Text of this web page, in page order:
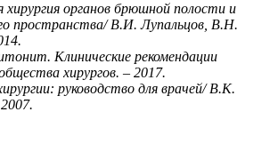
органов брюшной полости и
пространства/ В.И. Лупальцов, В.Н.
Клинические рекомендации
хирургов. – 2017.
руководство для врачей/ В.К.